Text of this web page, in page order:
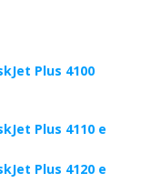
Plus 4100
Plus 4110 e
Plus 4120 e